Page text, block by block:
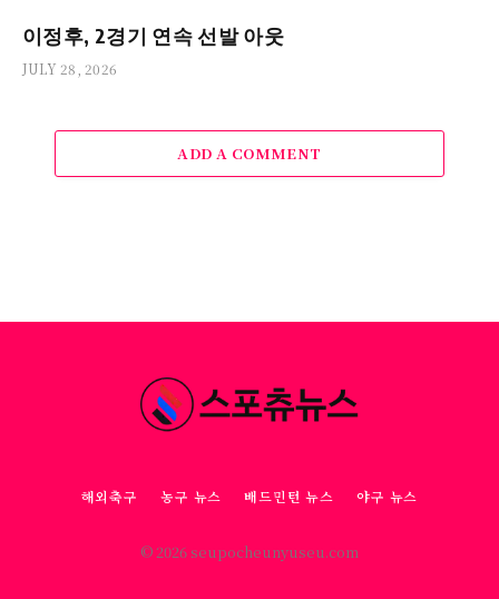
이정후, 2경기 연속 선발 아웃
JULY 28, 2026
ADD A COMMENT
해외축구 농구 뉴스 배드민턴 뉴스 야구 뉴스
© 2026 seupocheunyuseu.com